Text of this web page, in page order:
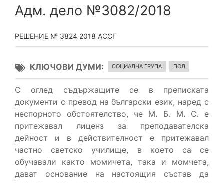
Адм. дело №3082/2018
РЕШЕНИЕ № 3824 2018 АССГ
КЛЮЧОВИ ДУМИ СОЦИАЛНА ГРУПА ПОЛ
С оглед съдържащите се в преписката
документи с превод на български език, наред с
неспорното обстоятелство, че М. Б. М. С. е
притежавал лиценз за преподавателска
дейност и в действителност е притежавал
частно светско училище, в което са се
обучавали както момичета, така и момчета,
дават основание на настоящия състав да